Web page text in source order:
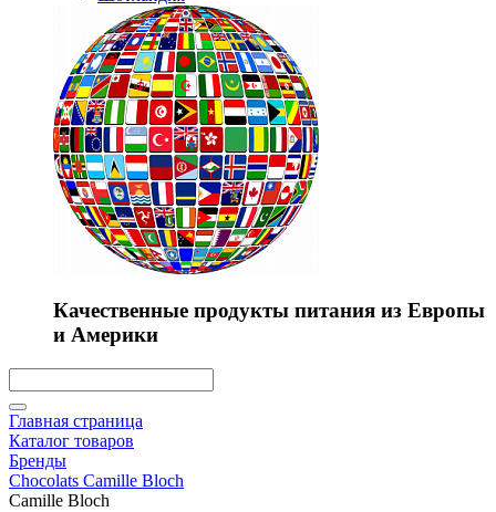
Качественные продукты питания из Европы
и Америки
Главная страница
Каталог товаров
Бренды
Chocolats Camille Bloch
Camille Bloch